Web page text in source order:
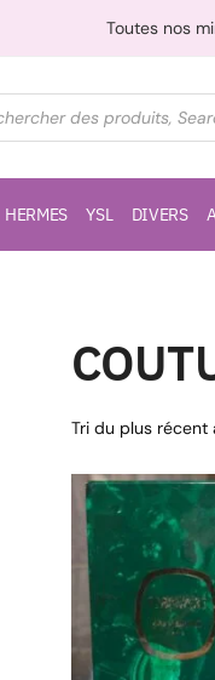
Toutes nos
HERMES YSL DIVERS